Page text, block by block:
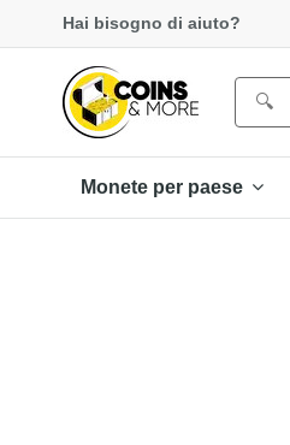
Hai bisogno di aiuto?
Monete per paese